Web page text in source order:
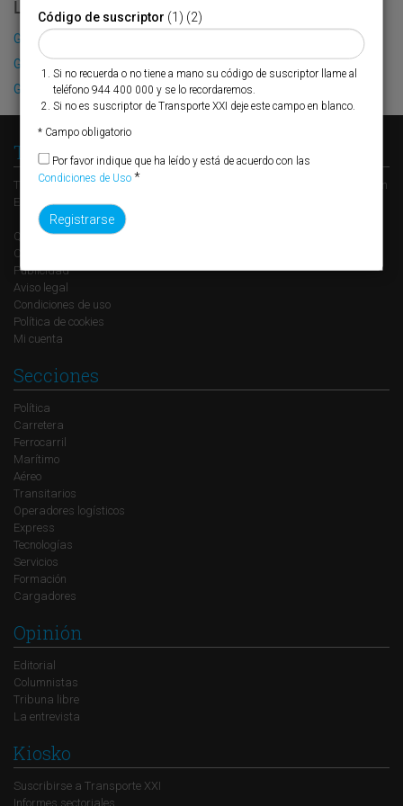
LO MÁS LEÍDO
Grupo Torralba proyecta crecer en Carboneras
García Munté apuesta por Avilés
Grúas Vallarín se refuerza
Transporte XXI
Transporte XXI es el periódico de referencia del transporte y la logística en
España, perteneciente al Grupo XXI de Comunicación Empresarial.
Quienes somos
Contacto
Publicidad
Aviso legal
Condiciones de uso
Política de cookies
Mi cuenta
Secciones
Política
Carretera
Ferrocarril
Marítimo
Aéreo
Transitarios
Operadores logísticos
Express
Tecnologías
Servicios
Formación
Cargadores
Opinión
Editorial
Columnistas
Tribuna libre
La entrevista
Kiosko
Suscribirse a Transporte XXI
Informes sectoriales
Código de suscriptor (1) (2)
Si no recuerda o no tiene a mano su código de suscriptor llame al
teléfono 944 400 000 y se lo recordaremos.
Si no es suscriptor de Transporte XXI deje este campo en blanco.
* Campo obligatorio
Por favor indique que ha leído y está de acuerdo con las
Condiciones de Uso *